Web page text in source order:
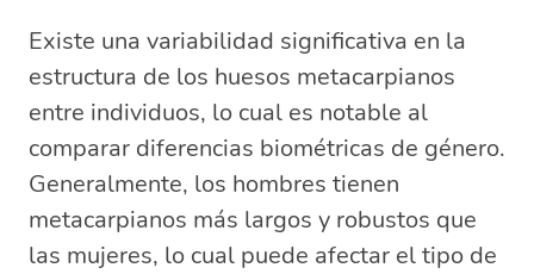
Existe una variabilidad significativa en la
estructura de los huesos metacarpianos
entre individuos, lo cual es notable al
comparar diferencias biométricas de género.
Generalmente, los hombres tienen
metacarpianos más largos y robustos que
las mujeres, lo cual puede afectar el tipo de